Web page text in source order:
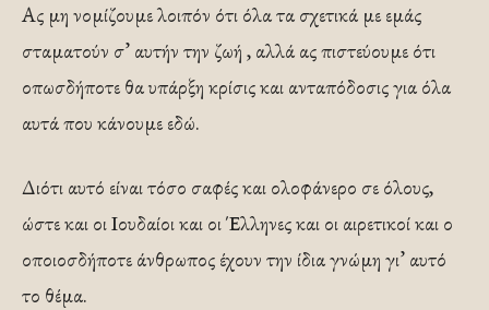
Ας μη νομίζουμε λοιπόν ότι όλα τα σχετικά με εμάς
σταματούν σ’ αυτήν την ζωή , αλλά ας πιστεύουμε ότι
οπωσδήποτε θα υπάρξη κρίσις και ανταπόδοσις για όλα
αυτά που κάνουμε εδώ.
Διότι αυτό είναι τόσο σαφές και ολοφάνερο σε όλους,
ώστε και οι Ιουδαίοι και οι Έλληνες και οι αιρετικοί και ο
οποιοσδήποτε άνθρωπος έχουν την ίδια γνώμη γι’ αυτό
το θέμα.